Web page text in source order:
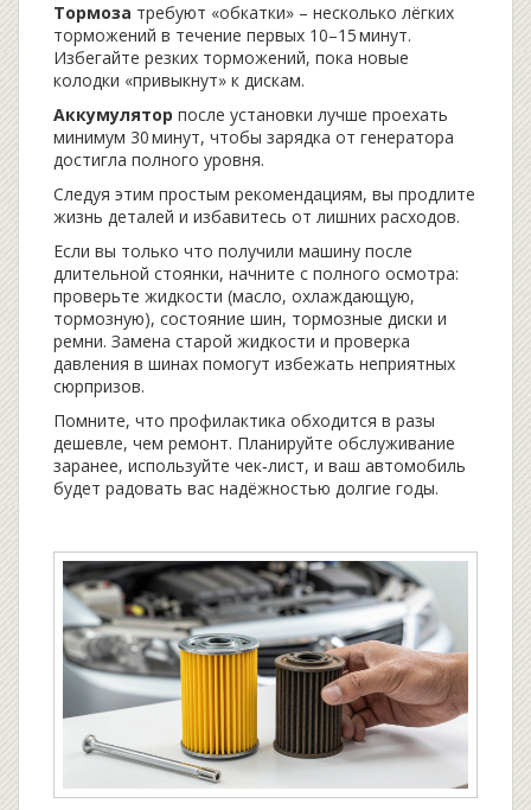
Тормоза требуют «обкатки» – несколько лёгких
торможений в течение первых 10–15 минут.
Избегайте резких торможений, пока новые
колодки «привыкнут» к дискам.
Аккумулятор после установки лучше проехать
минимум 30 минут, чтобы зарядка от генератора
достигла полного уровня.
Следуя этим простым рекомендациям, вы продлите
жизнь деталей и избавитесь от лишних расходов.
Если вы только что получили машину после
длительной стоянки, начните с полного осмотра:
проверьте жидкости (масло, охлаждающую,
тормозную), состояние шин, тормозные диски и
ремни. Замена старой жидкости и проверка
давления в шинах помогут избежать неприятных
сюрпризов.
Помните, что профилактика обходится в разы
дешевле, чем ремонт. Планируйте обслуживание
заранее, используйте чек‑лист, и ваш автомобиль
будет радовать вас надёжностью долгие годы.